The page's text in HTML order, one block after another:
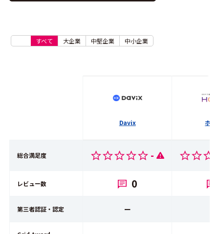
すべて 大企業 中堅企業 中小企業
Davix ホー
総合満足度 -
レビュー数 0
第三者認証・認定 ー